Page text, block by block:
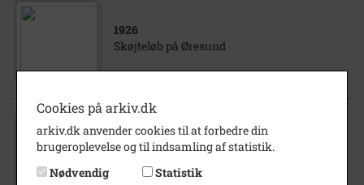
1926
Skøjteløb på Øresund
1900- 2999
Cookies på arkiv.dk
arkiv.dk anvender cookies til at forbedre din
brugeroplevelse og til indsamling af statistik.
Nødvendig
Statistik